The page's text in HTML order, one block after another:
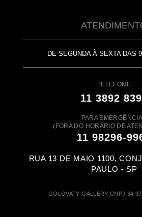
DE SEGUNDA À SEXTA DAS
TELEFONE
11 3892
PARA
(FORA DO HORÁRIO DE
11 98296-
RUA 13 DE MAIO 1100,
PAULO - SP
GOLOVATY GALLERY CNPJ